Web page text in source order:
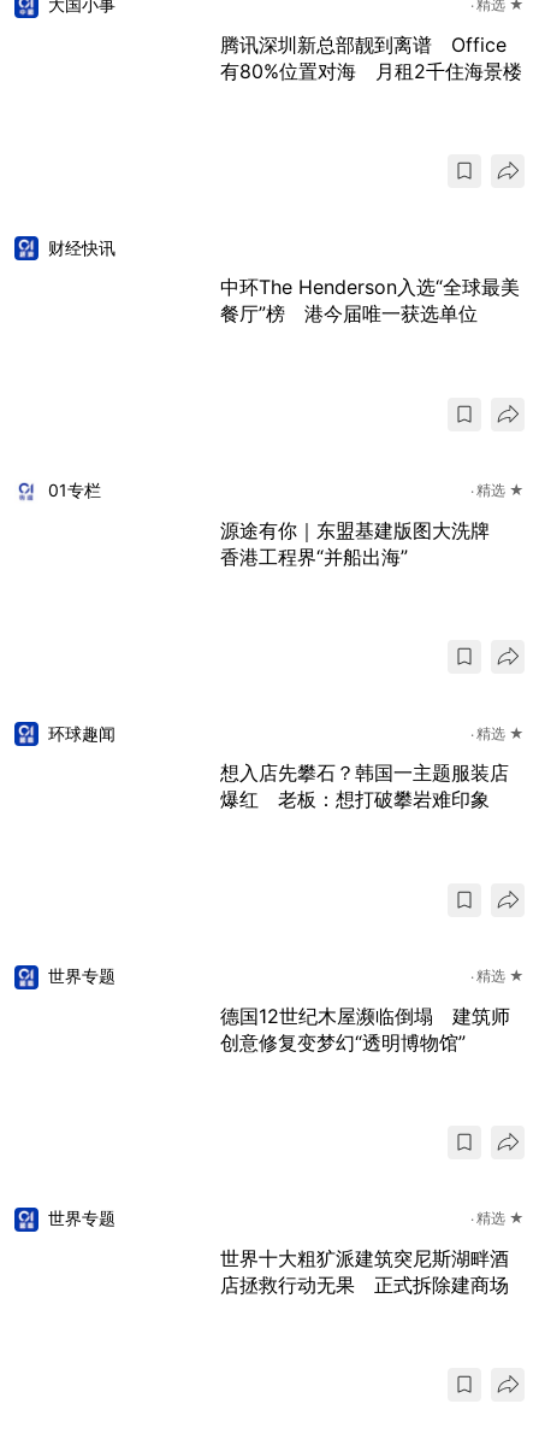
大国小事 精选 ★
腾讯深圳新总部靓到离谱 Office
有80%位置对海 月租2千住海景楼
财经快讯
中环The Henderson入选“全球最美
餐厅”榜 港今届唯一获选单位
01专栏 精选 ★
源途有你｜东盟基建版图大洗牌
香港工程界“并船出海”
环球趣闻 精选 ★
想入店先攀石？韩国一主题服装店
爆红 老板：想打破攀岩难印象
世界专题 精选 ★
德国12世纪木屋濒临倒塌 建筑师
创意修复变梦幻“透明博物馆”
世界专题 精选 ★
世界十大粗犷派建筑突尼斯湖畔酒
店拯救行动无果 正式拆除建商场